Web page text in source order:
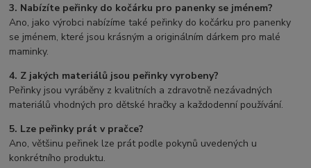
3. Nabízíte peřinky do kočárku pro panenky se jménem?
Ano, jako výrobci nabízíme také peřinky do kočárku pro panenky
se jménem, které jsou krásným a originálním dárkem pro malé
maminky.
4. Z jakých materiálů jsou peřinky vyrobeny?
Peřinky jsou vyráběny z kvalitních a zdravotně nezávadných
materiálů vhodných pro dětské hračky a každodenní používání.
5. Lze peřinky prát v pračce?
Ano, většinu peřinek lze prát podle pokynů uvedených u
konkrétního produktu.